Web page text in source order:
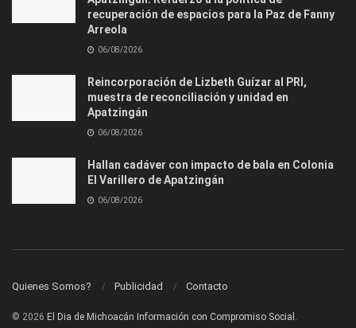
recuperación de espacios para la Paz de Fanny
Arreola
06/08/2026
Reincorporación de Lizbeth Guízar al PRI,
muestra de reconciliación y unidad en
Apatzingán
06/08/2026
Hallan cadáver con impacto de bala en Colonia
El Varillero de Apatzingán
06/08/2026
Quienes Somos? Publicidad Contacto
© 2026 El Dia de Michoacán Información con Compromiso Social.